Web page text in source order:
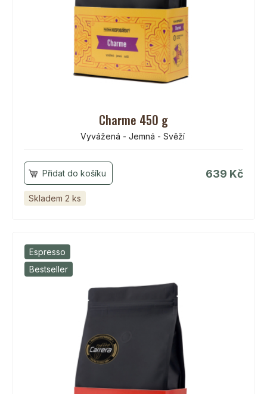
Charme 450 g
Vyvážená - Jemná - Svěží
639 Kč
Skladem 2 ks
Espresso
Bestseller